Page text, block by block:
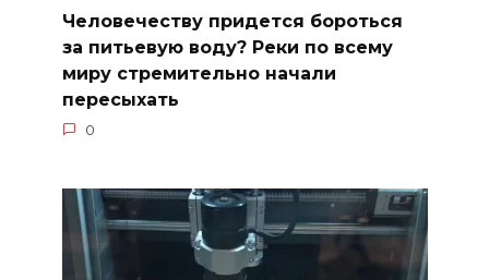
Человечеству придется бороться
за питьевую воду? Реки по всему
миру стремительно начали
пересыхать
0